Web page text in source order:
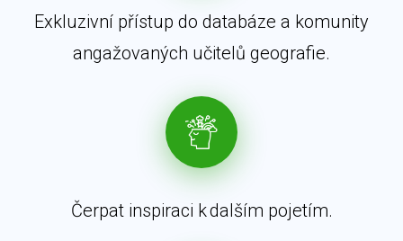
Exkluzivní přístup do databáze a komunity
angažovaných učitelů geografie.
Čerpat inspiraci k dalším pojetím.